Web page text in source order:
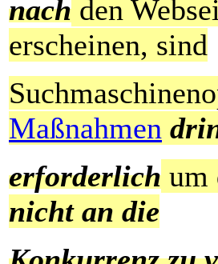
nach den
erscheinen, sind
Maßnahmen
erforderlich um
nicht an die